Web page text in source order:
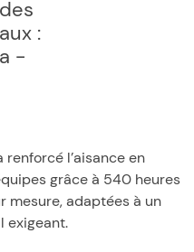
:
-
l’aisance en
grâce à 540 heures
mesure, adaptées à un
exigeant.